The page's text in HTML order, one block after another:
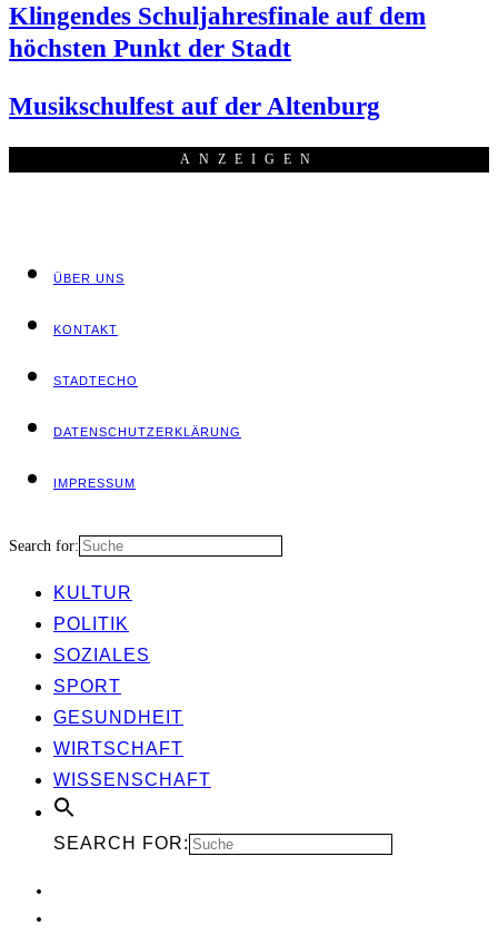
Klin­gen­des Schul­jah­res­fi­na­le auf dem
höchs­ten Punkt der Stadt
Musik­schul­fest auf der Altenburg
ANZEI­GEN
ÜBER UNS
KON­TAKT
STADT­ECHO
DATEN­SCHUTZ­ER­KLÄ­RUNG
IMPRES­SUM
Search for:
KUL­TUR
POLI­TIK
SOZIA­LES
SPORT
GESUND­HEIT
WIRT­SCHAFT
WIS­SEN­SCHAFT
SEARCH FOR: